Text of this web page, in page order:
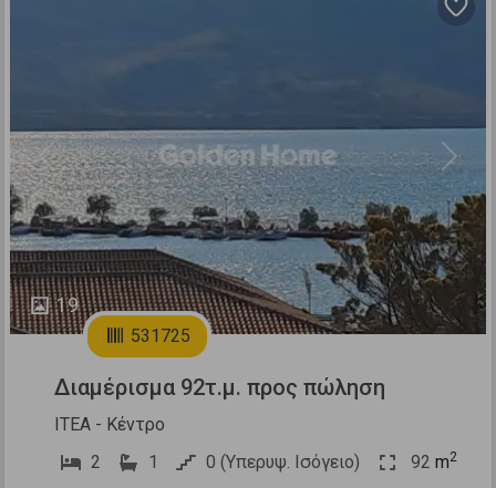
19
Previous Next
531725
Διαμέρισμα 92τ.μ. προς πώληση
ΙΤΕΑ - Κέντρο
2
1 0 (Υπερυψ. Ισόγειο) 92 m2